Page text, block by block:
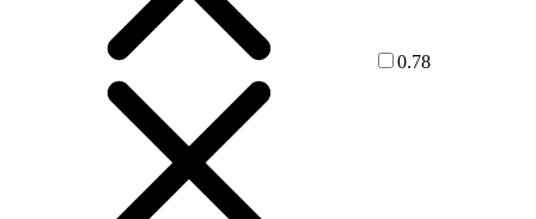
0.78